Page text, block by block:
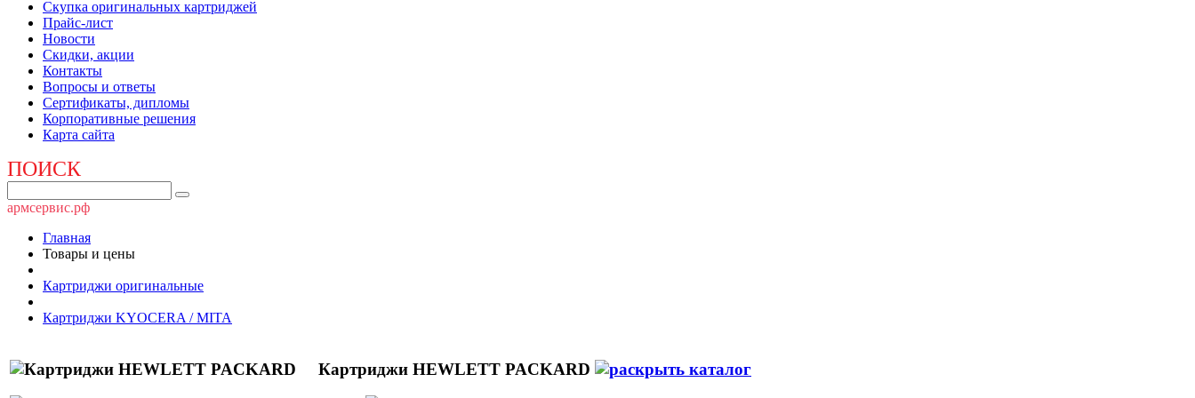
Скупка оригинальных картриджей
Прайс-лист
Новости
Скидки, акции
Контакты
Вопросы и ответы
Сертификаты, дипломы
Корпоративные решения
Карта сайта
ПОИСК
армсервис.рф
Главная
Товары и цены
Картриджи оригинальные
Картриджи KYOCERA / MITA
Картриджи HEWLETT PACKARD